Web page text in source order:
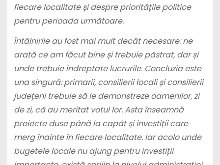
fiecare localitate și despre prioritățile politice
pentru perioada următoare.
Întâlnirile au fost mai mult decât necesare: ne
arată ce am făcut bine și trebuie păstrat, dar și
unde trebuie îndreptate lucrurile. Concluzia este
una singură: primarii, consilierii locali și consilierii
județeni trebuie să le demonstreze oamenilor, zi
de zi, că au meritat votul lor. Asta înseamnă
proiecte duse până la capăt și investiții care
merg înainte în fiecare localitate. Iar acolo unde
bugetele locale nu ajung pentru investiții